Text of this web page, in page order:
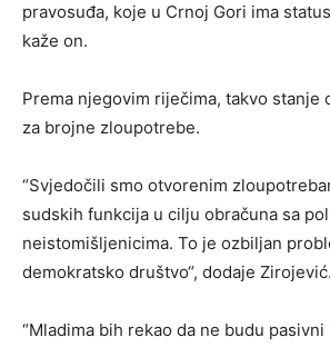
pravosuđa, koje u Crnoj Gori ima
kaže on.
Prema njegovim riječima, takvo
za brojne zloupotrebe.
“Svjedočili smo otvorenim
sudskih funkcija u cilju obračuna sa
neistomišljenicima. To je ozbiljan
demokratsko društvo“, dodaje Zirojević.
“Mladima bih rekao da ne budu pasivni